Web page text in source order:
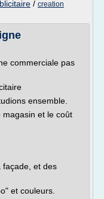
/ creation
commerciale pas
ensemble.
magasin et le coût
façade, et des
et couleurs.